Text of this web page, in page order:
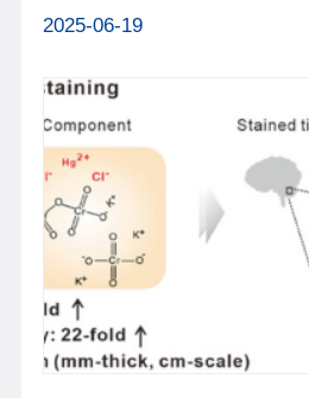
高用量铂族金属（目前阴极Pt
日，中国科学院上海高等研究
2025-06-19